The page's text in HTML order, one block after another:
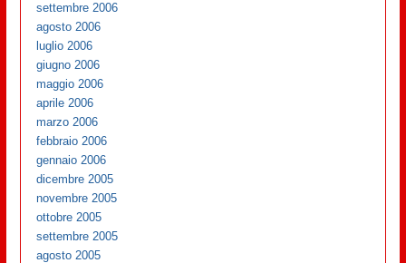
settembre 2006
agosto 2006
luglio 2006
giugno 2006
maggio 2006
aprile 2006
marzo 2006
febbraio 2006
gennaio 2006
dicembre 2005
novembre 2005
ottobre 2005
settembre 2005
agosto 2005